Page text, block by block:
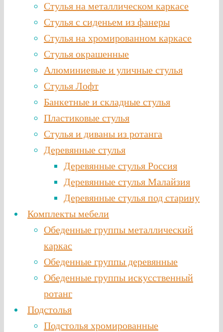
Стулья на металлическом каркасе
Стулья с сиденьем из фанеры
Стулья на хромированном каркасе
Стулья окрашенные
Алюминиевые и уличные стулья
Стулья Лофт
Банкетные и складные стулья
Пластиковые стулья
Стулья и диваны из ротанга
Деревянные стулья
Деревянные стулья Россия
Деревянные стулья Малайзия
Деревянные стулья под старину
Комплекты мебели
Обеденные группы металлический
каркас
Обеденные группы деревянные
Обеденные группы искусственный
ротанг
Подстолья
Подстолья хромированные